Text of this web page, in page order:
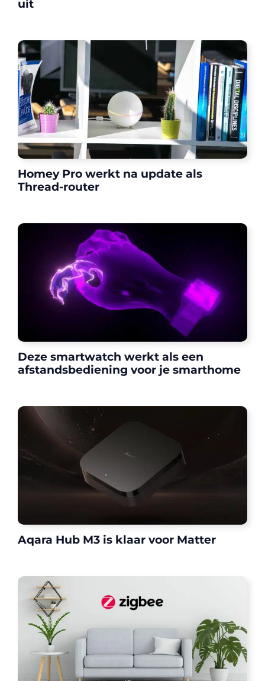
uit
Homey Pro werkt na update als
Thread-router
Deze smartwatch werkt als een
afstandsbediening voor je smarthome
Aqara Hub M3 is klaar voor Matter